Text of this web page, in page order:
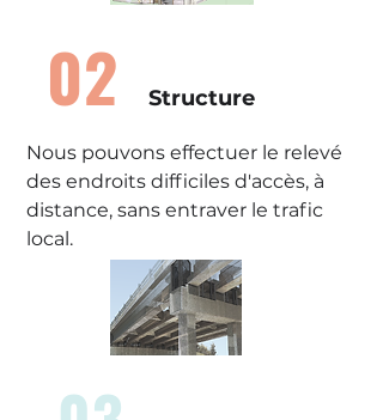
02 Structure
Nous pouvons effectuer le relevé
des endroits difficiles d'accès, à
distance, sans entraver le trafic
local.